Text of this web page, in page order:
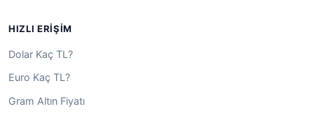
HIZLI ERIŞIM
Dolar Kaç TL?
Euro Kaç TL?
Gram Altın Fiyatı